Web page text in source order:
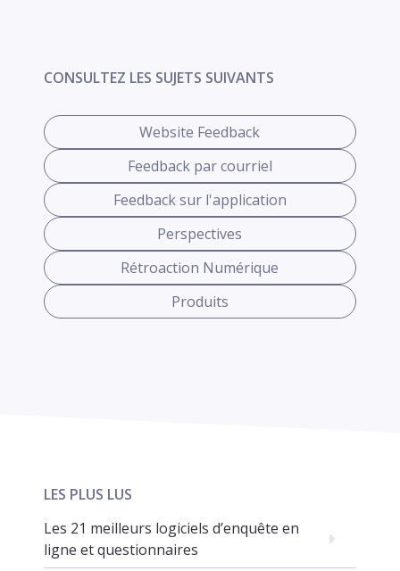
CONSULTEZ LES SUJETS SUIVANTS
Website Feedback
Feedback par courriel
Feedback sur l'application
Perspectives
Rétroaction Numérique
Produits
LES PLUS LUS
Les 21 meilleurs logiciels d’enquête en
ligne et questionnaires